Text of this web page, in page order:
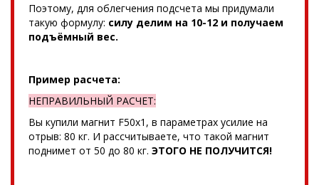
Поэтому, для облегчения подсчета мы придумали
такую формулу: силу делим на 10-12 и получаем
подъёмный вес.
Пример расчета:
НЕПРАВИЛЬНЫЙ РАСЧЕТ:
Вы купили магнит F50x1, в параметрах усилие на
отрыв: 80 кг. И рассчитываете, что такой магнит
поднимет от 50 до 80 кг. ЭТОГО НЕ ПОЛУЧИТСЯ!